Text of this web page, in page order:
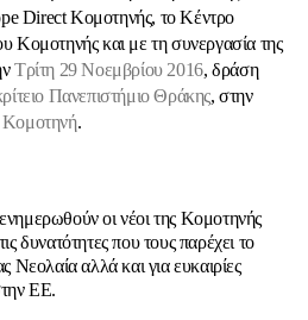
Direct Κομοτηνής, το Κέντρο
και με τη συνεργασία της
Τρίτη 29 Νοεμβρίου 2016, δράση
Πανεπιστήμιο Θράκης, στην
Κομοτηνή.
οι νέοι της Κομοτηνής
δυνατότητες που τους παρέχει το
αλλά και για ευκαιρίες
ΕΕ.